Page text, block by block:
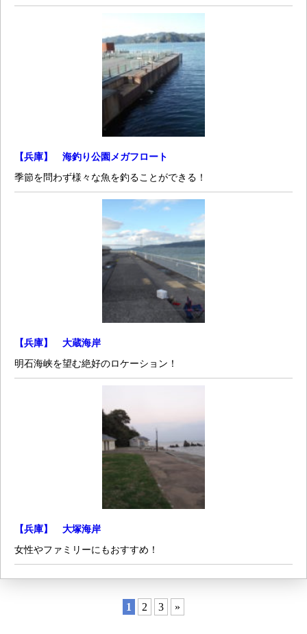
【兵庫】 海釣り公園メガフロート
季節を問わず様々な魚を釣ることができる！
【兵庫】 大蔵海岸
明石海峡を望む絶好のロケーション！
【兵庫】 大塚海岸
女性やファミリーにもおすすめ！
1 2 3 »